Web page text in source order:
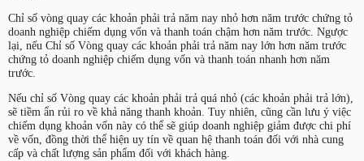
Chỉ số vòng quay các khoản phải trả năm nay nhỏ hơn năm trước chứng tỏ
doanh nghiệp chiếm dụng vốn và thanh toán chậm hơn năm trước. Ngược
lại, nếu Chỉ số Vòng quay các khoản phải trả năm nay lớn hơn năm trước
chứng tỏ doanh nghiệp chiếm dụng vốn và thanh toán nhanh hơn năm
trước.
Nếu chỉ số Vòng quay các khoản phải trả quá nhỏ (các khoản phải trả lớn),
sẽ tiềm ẩn rủi ro về khả năng thanh khoản. Tuy nhiên, cũng cần lưu ý việc
chiếm dụng khoản vốn này có thể sẽ giúp doanh nghiệp giảm được chi phí
về vốn, đồng thời thể hiện uy tín về quan hệ thanh toán đối với nhà cung
cấp và chất lượng sản phẩm đối với khách hàng.